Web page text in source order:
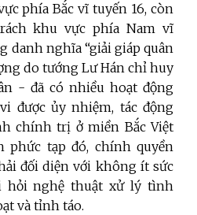
phía Bắc vĩ tuyến 16, còn
khu vực phía Nam vĩ
danh nghĩa “giải giáp quân
do tướng Lư Hán chỉ huy
- đã có nhiều hoạt động
được ủy nhiệm, tác động
chính trị ở miền Bắc Việt
phức tạp đó, chính quyền
đối diện với không ít sức
hỏi nghệ thuật xử lý tình
và tỉnh táo.